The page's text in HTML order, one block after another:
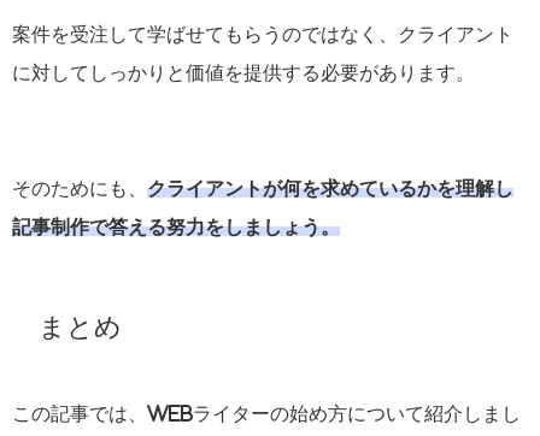
案件を受注して学ばせてもらうのではなく、クライアント
に対してしっかりと価値を提供する必要があります。
そのためにも、 クライアントが何を求めているかを理解し
記事制作で答える努力をしましょう。
まとめ
この記事では、Webライターの始め方について紹介しまし